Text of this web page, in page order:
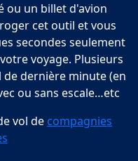
ou un billet d'avion
cet outil et vous
secondes seulement
voyage. Plusieurs
de dernière minute (en
ou sans escale…etc
vol de compagnies